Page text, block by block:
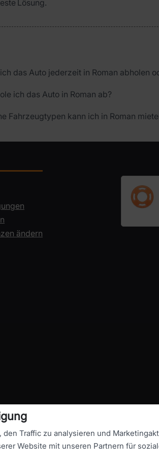
Lösung.
das Auto jederzeit in Roman abholen
ich das Auto in Roman ab?
Fahrzeugtypen kann ich in Roman
ändern
Traffic zu analysieren und
Website mit unseren Partnern für